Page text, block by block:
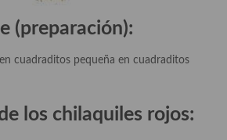
los mejores AOVES
recetas
(preparación):
cuadraditos pequeña en cuadraditos
los chilaquiles rojos: